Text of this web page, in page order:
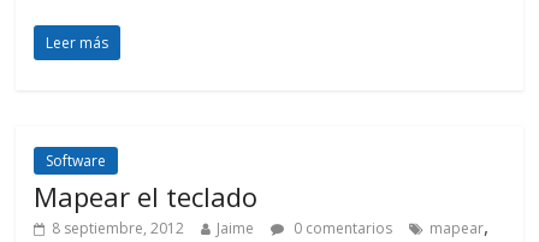
Leer más
Software
Mapear el teclado
8 septiembre, 2012 Jaime 0 comentarios mapear,